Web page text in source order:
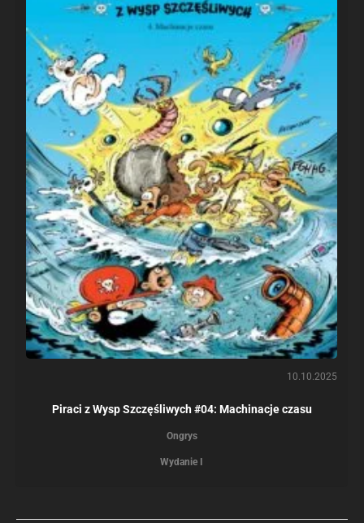
10.10.2025
Piraci z Wysp Szczęśliwych #04: Machinacje czasu
Ongrys
Wydanie I